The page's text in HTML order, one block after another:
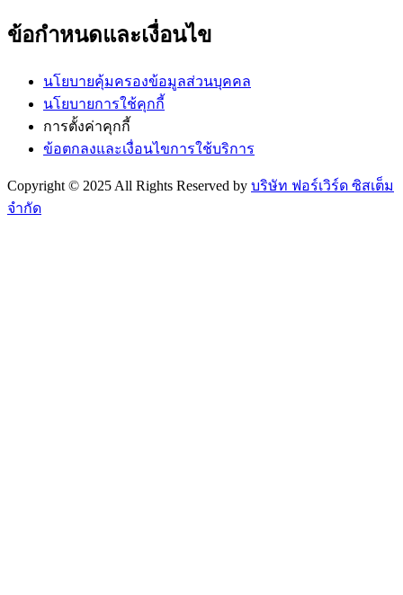
ข้อกำหนดและเงื่อนไข
นโยบายคุ้มครองข้อมูลส่วนบุคคล
นโยบายการใช้คุกกี้
การตั้งค่าคุกกี้
ข้อตกลงและเงื่อนไขการใช้บริการ
Copyright © 2025 All Rights Reserved by บริษัท ฟอร์เวิร์ด ซิสเต็ม
จำกัด